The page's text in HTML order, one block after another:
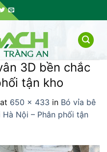
3D bền chắc
tận kho
at 650 × 433 in Bó vỉa bê
Nội – Phân phối tận